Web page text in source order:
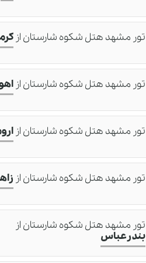
تور مشهد هتل شکوه شارستان از
تور مشهد هتل شکوه شارستان از
تور مشهد هتل شکوه شارستان از
تور مشهد هتل شکوه شارستان از
تور مشهد هتل شکوه شارستان از
بندرعباس